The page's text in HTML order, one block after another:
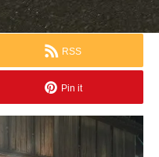
Hatena
RSS
Pin it